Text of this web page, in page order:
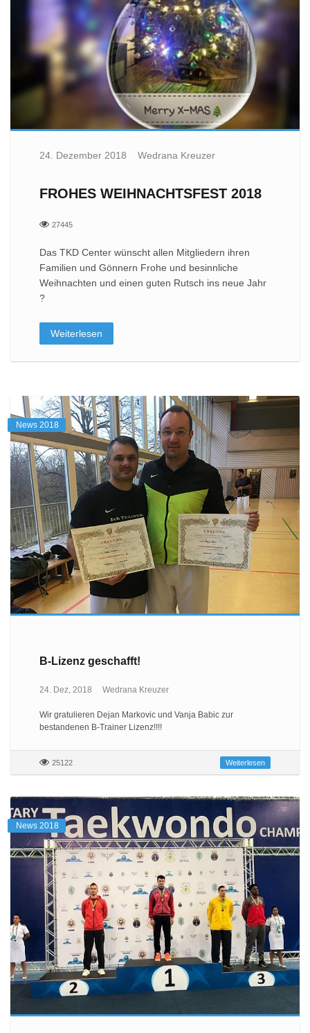
24. Dezember 2018 Wedrana Kreuzer
FROHES WEIHNACHTSFEST 2018
27445
Das TKD Center wünscht allen Mitgliedern ihren
Familien und Gönnern Frohe und besinnliche
Weihnachten und einen guten Rutsch ins neue Jahr
?
Weiterlesen
News 2018
B-Lizenz geschafft!
24. Dez, 2018 Wedrana Kreuzer
Wir gratulieren Dejan Markovic und Vanja Babic zur
bestandenen B-Trainer Lizenz!!!!
25122 Weiterlesen
News 2018